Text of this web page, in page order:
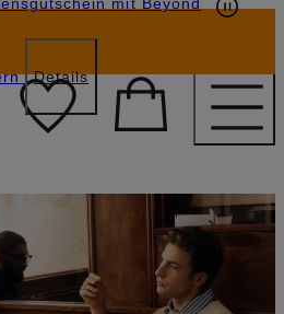
Details